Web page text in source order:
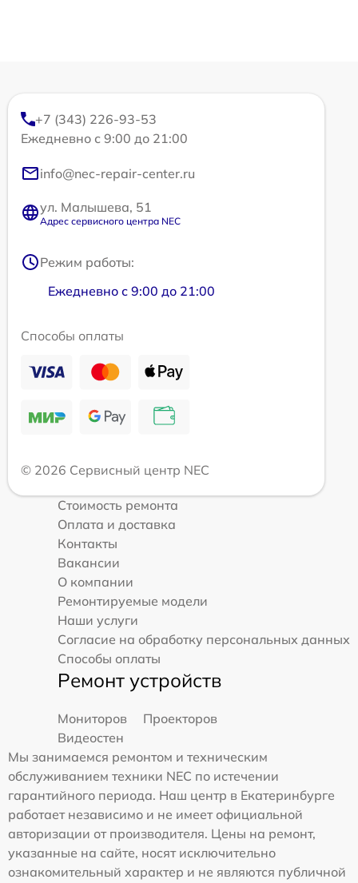
+7 (343) 226-93-53
Ежедневно с 9:00 до 21:00
info@nec-repair-center.ru
ул. Малышева, 51
Адрес сервисного центра NEC
Режим работы:
Ежедневно с 9:00 до 21:00
Способы оплаты
© 2026 Сервисный центр NEC
Стоимость ремонта
Оплата и доставка
Контакты
Вакансии
О компании
Ремонтируемые модели
Наши услуги
Согласие на обработку персональных данных
Способы оплаты
Ремонт устройств
Мониторов
Проекторов
Видеостен
Мы занимаемся ремонтом и техническим
обслуживанием техники NEC по истечении
гарантийного периода. Наш центр в Екатеринбурге
работает независимо и не имеет официальной
авторизации от производителя. Цены на ремонт,
указанные на сайте, носят исключительно
ознакомительный характер и не являются публичной